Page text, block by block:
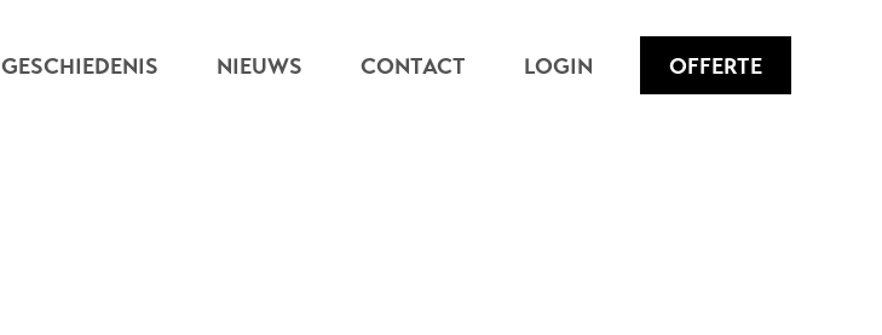
GESCHIEDENIS NIEUWS CONTACT LOGIN OFFERTE